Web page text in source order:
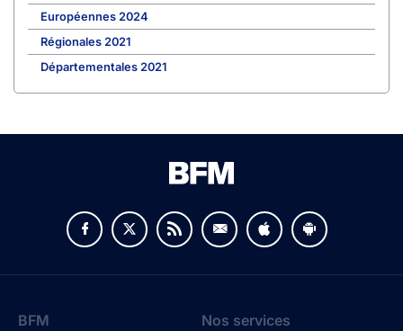
Européennes 2024
Régionales 2021
Départementales 2021
BFM Nos services